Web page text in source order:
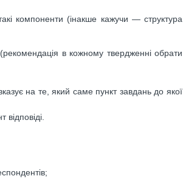
компоненти (інакше кажучи — структура
в кожному твердженні обрати
на те, який саме пункт завдань до якої